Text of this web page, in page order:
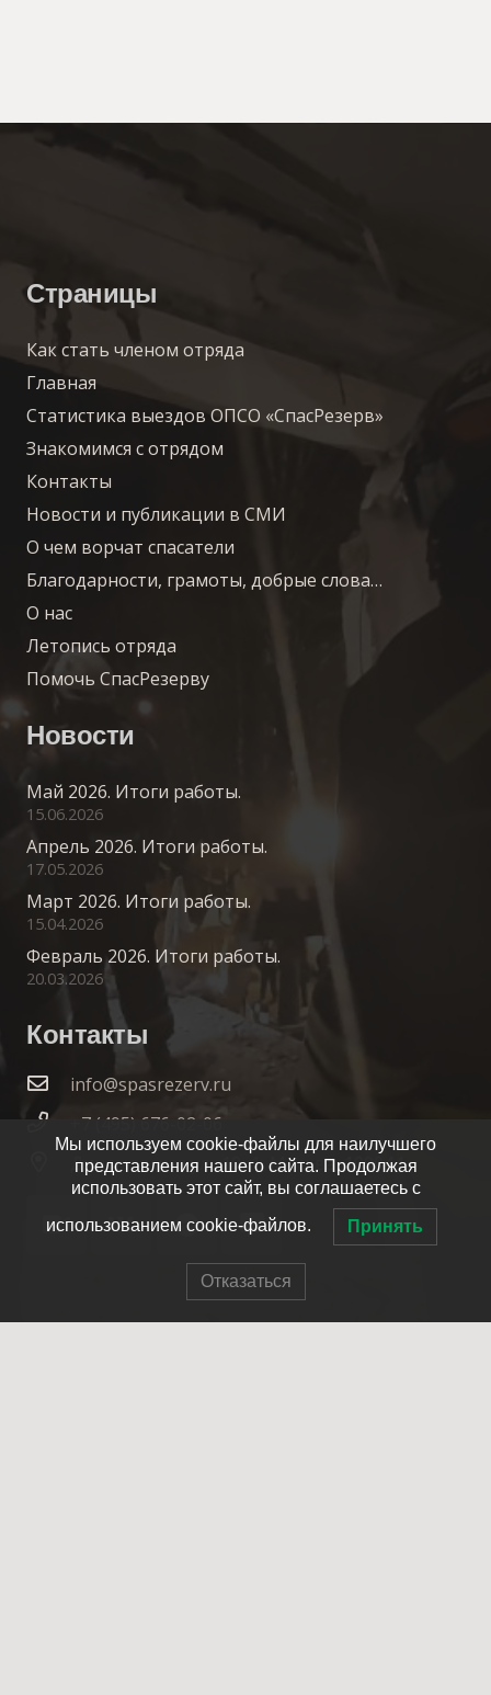
Страницы
Как стать членом отряда
Главная
Статистика выездов ОПСО «СпасРезерв»
Знакомимся с отрядом
Контакты
Новости и публикации в СМИ
О чем ворчат спасатели
Благодарности, грамоты, добрые слова…
О нас
Летопись отряда
Помочь СпасРезерву
Новости
Май 2026. Итоги работы.
15.06.2026
Апрель 2026. Итоги работы.
17.05.2026
Март 2026. Итоги работы.
15.04.2026
Февраль 2026. Итоги работы.
20.03.2026
Контакты
info@spasrezerv.ru
+7 (495) 676-02-06
Динамовская ул., 10к1, Москва, 109044
Мы используем cookie-файлы для наилучшего
представления нашего сайта. Продолжая
использовать этот сайт, вы соглашаетесь с
использованием cookie-файлов. Принять
Отказаться